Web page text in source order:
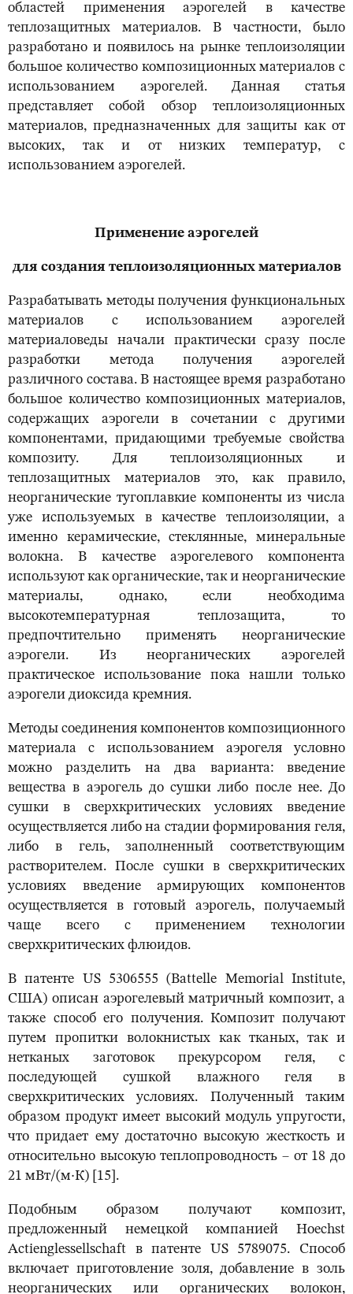
областей применения аэрогелей в качестве
теплозащитных материалов. В частности, было
разработано и появилось на рынке теплоизоляции
большое количество композиционных материалов с
использованием аэрогелей. Данная статья
представляет собой обзор теплоизоляционных
материалов, предназначенных для защиты как от
высоких, так и от низких температур, с
использованием аэрогелей.
Применение аэрогелей
для создания теплоизоляционных материалов
Разрабатывать методы получения функциональных
материалов с использованием аэрогелей
материаловеды начали практически сразу после
разработки метода получения аэрогелей
различного состава. В настоящее время разработано
большое количество композиционных материалов,
содержащих аэрогели в сочетании с другими
компонентами, придающими требуемые свойства
композиту. Для теплоизоляционных и
теплозащитных материалов это, как правило,
неорганические тугоплавкие компоненты из числа
уже используемых в качестве теплоизоляции, а
именно керамические, стеклянные, минеральные
волокна. В качестве аэрогелевого компонента
используют как органические, так и неорганические
материалы, однако, если необходима
высокотемпературная теплозащита, то
предпочтительно применять неорганические
аэрогели. Из неорганических аэрогелей
практическое использование пока нашли только
аэрогели диоксида кремния.
Методы соединения компонентов композиционного
материала с использованием аэрогеля условно
можно разделить на два варианта: введение
вещества в аэрогель до сушки либо после нее. До
сушки в сверхкритических условиях введение
осуществляется либо на стадии формирования геля,
либо в гель, заполненный соответствующим
растворителем. После сушки в сверхкритических
условиях введение армирующих компонентов
осуществляется в готовый аэрогель, получаемый
чаще всего с применением технологии
сверхкритических флюидов.
В патенте US 5306555 (Battelle Memorial Institute,
США) описан аэрогелевый матричный композит, а
также способ его получения. Композит получают
путем пропитки волокнистых как тканых, так и
нетканых заготовок прекурсором геля, с
последующей сушкой влажного геля в
сверхкритических условиях. Полученный таким
образом продукт имеет высокий модуль упругости,
что придает ему достаточно высокую жесткость и
относительно высокую теплопроводность – от 18 до
21 мВт/(м·К) [15].
Подобным образом получают композит,
предложенный немецкой компанией Hoechst
Actienglessellschaft в патенте US 5789075. Способ
включает приготовление золя, добавление в золь
неорганических или органических волокон,